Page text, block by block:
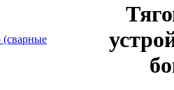
(сварные